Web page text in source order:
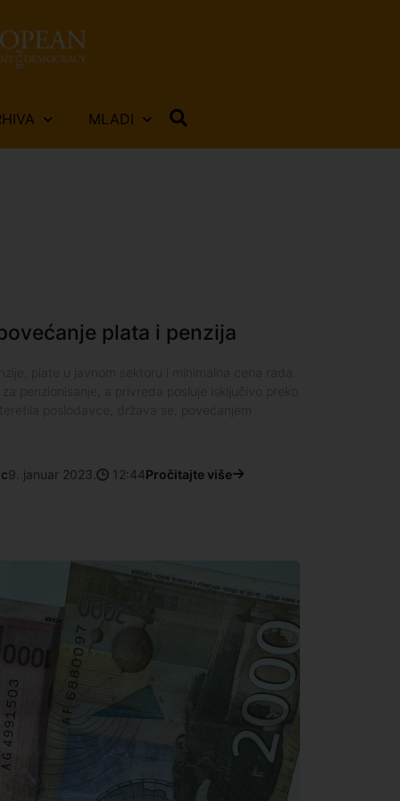
MLADI
plata i penzija
9. januar 2023. 12:44Pročitajte više